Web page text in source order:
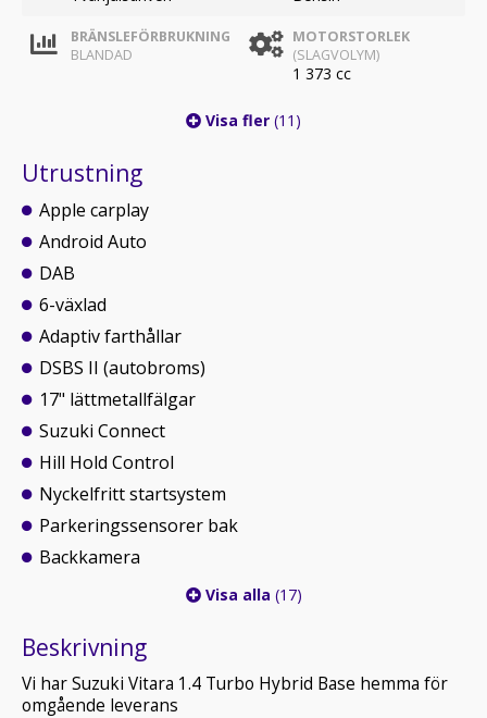
BRÄNSLEFÖRBRUKNING
BLANDAD
MOTORSTORLEK
(SLAGVOLYM)
1 373 cc
Visa fler (11)
Utrustning
Apple carplay
Android Auto
DAB
6-växlad
Adaptiv farthållar
DSBS II (autobroms)
17" lättmetallfälgar
Suzuki Connect
Hill Hold Control
Nyckelfritt startsystem
Parkeringssensorer bak
Backkamera
Visa alla (17)
Beskrivning
Vi har Suzuki Vitara 1.4 Turbo Hybrid Base hemma för
omgående leverans